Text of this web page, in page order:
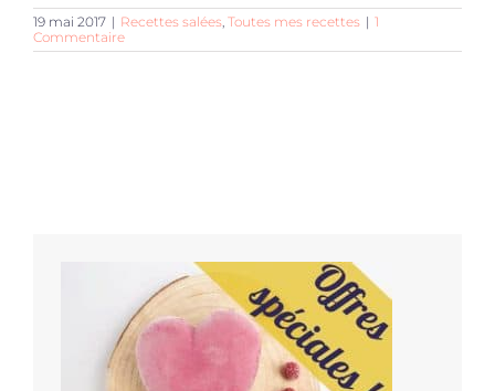
19 mai 2017 | Recettes salées Toutes mes recettes | 1
Commentaire